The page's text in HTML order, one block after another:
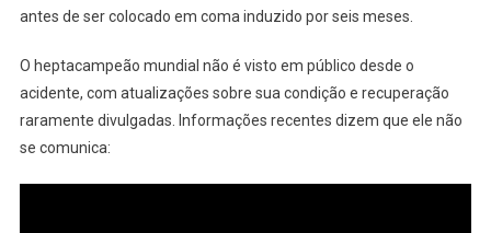
antes de ser colocado em coma induzido por seis meses.
O heptacampeão mundial não é visto em público desde o
acidente, com atualizações sobre sua condição e recuperação
raramente divulgadas. Informações recentes dizem que ele não
se comunica: